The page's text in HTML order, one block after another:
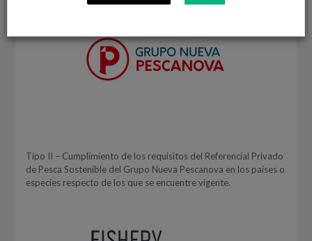
Tipo II – Cumplimiento de los requisitos del Referencial Privado
de Pesca Sostenible del Grupo Nueva Pescanova en los países o
especies respecto de los que se encuentre vigente.